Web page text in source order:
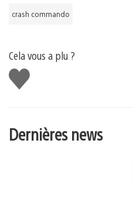
crash commando
Cela vous a plu ?
J'aime
Dernières news